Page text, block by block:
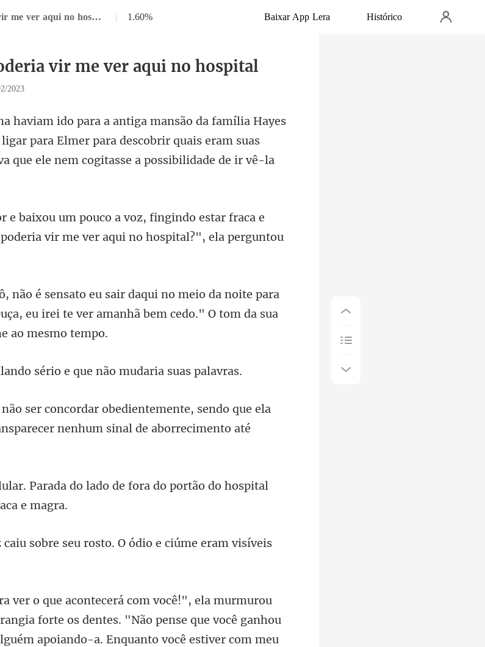
Capítulo 6 Você poderia vir me ver aqui no hospital | 1.60% Baixar App Lera Histórico
vir me ver aqui no hospital
2023
para Elmer para descobrir quais eram suas
indo estar fraca e
vir m
noite para
eu irei te ver amanhã
sério e que não
ente, sendo que ela
do lado de fora do portão do hospital
u sobre seu rosto. O ódio e ciú
forte os dentes. "Não pense que você ganhou
apo